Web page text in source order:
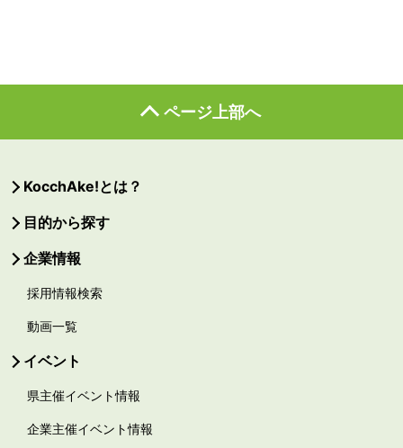
ページ上部へ
KocchAke!とは？
目的から探す
企業情報
採用情報検索
動画一覧
イベント
県主催イベント情報
企業主催イベント情報